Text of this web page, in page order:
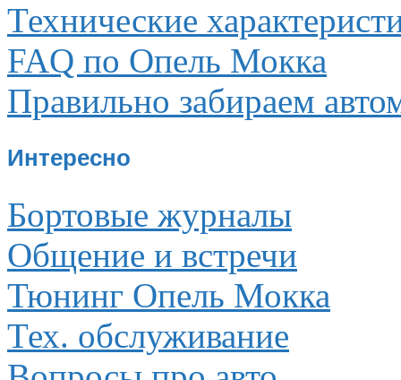
Технические
FAQ по Опель Мокка
Правильно забираем
Интересно
Бортовые журналы
Общение и встречи
Тюнинг Опель Мокка
Тех. обслуживание